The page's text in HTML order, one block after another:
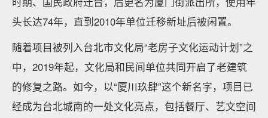
头长达74年，直到2010年单位迁移新址后被闲置。
随着项目被列入台北市文化局“老房子文化运动计划”之
中，2019年起，文化局和民间单位共同开启了老建筑
的修复之路。如今，以“厦川玖肆”这个新名字，项目已
经成为台北城南的一处文化亮点，包括餐厅、艺文空间